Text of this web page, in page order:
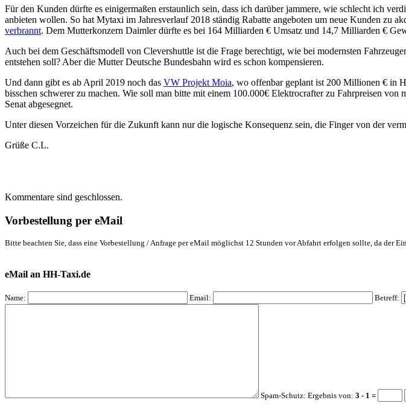
Für den Kunden dürfte es einigermaßen erstaunlich sein, dass ich darüber jammere, wie schlecht ich
anbieten wollen. So hat Mytaxi im Jahresverlauf 2018 ständig Rabatte angeboten um neue Kunden zu
verbrannt. Dem Mutterkonzern Daimler dürfte es bei 164 Milliarden € Umsatz und 14,7 Milliarden €
Auch bei dem Geschäftsmodell von Clevershuttle ist die Frage berechtigt, wie bei modernsten
entstehen soll? Aber die Mutter Deutsche Bundesbahn wird es schon kompensieren.
Und dann gibt es ab April 2019 noch das VW Projekt Moia, wo offenbar geplant ist 200 Millionen € in
bisschen schwerer zu machen. Wie soll man bitte mit einem 100.000€ Elektrocrafter zu Fahrpreisen
Senat abgesegnet.
Unter diesen Vorzeichen für die Zukunft kann nur die logische Konsequenz sein, die Finger von der
Grüße C.L.
Kommentare sind geschlossen.
Vorbestellung per eMail
Bitte beachten Sie, dass eine Vorbestellung / Anfrage per eMail möglichst 12 Stunden vor Abfahrt erfolgen sollte, da der
eMail an HH-Taxi.de
Name: Email: Betreff:
Spam-Schutz: Ergebnis von: 3 - 1 =